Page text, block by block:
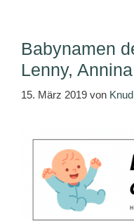
Babynamen
Lenny,
15. März 2019 von